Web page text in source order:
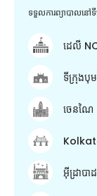
ទទួលការព្យាបាលនៅ
ដេលី
ទីក្រុងបុ
ចេនណៃ
អ៊ីដ្រាបាដ